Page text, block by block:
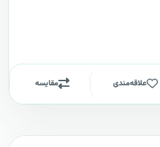
علاقه‌مندی مقایسه